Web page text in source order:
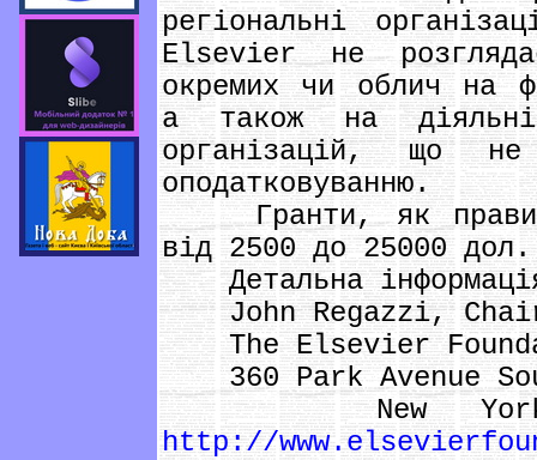
регіональні
Elsevіer не
окремих чи облич на
а також на
організацій, що
оподатковуванню.
Гранти, як
від 2500 до 25000
Детальна
John Regazzі,
The Elsevіer
360 Park Avenue
New York, NY
http://